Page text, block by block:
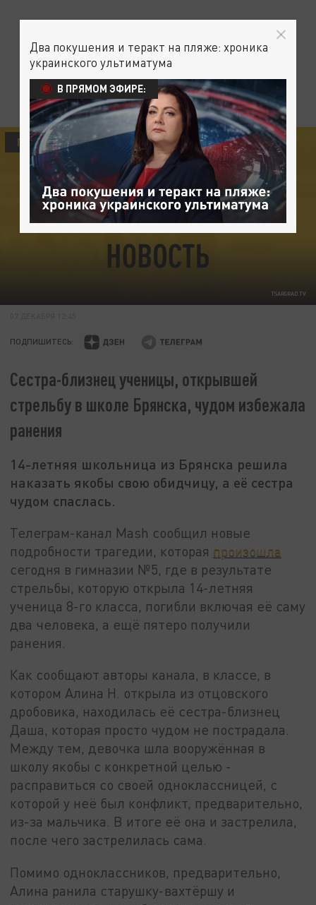
TSARGRAD.TV
ПРОИСШЕСТВИЯ
ПОДПИШИТЕСЬ:
Сестра-близнец ученицы, открывшей
стрельбу в школе Брянска, чудом избежала
ранения
14-летняя школьница из Брянска решила
наказать якобы свою обидчицу, а её сестра
чудом спаслась.
Телеграм-канал Mash сообщил новые
подробности трагедии, которая произошла
сегодня в гимназии №5, где в результате
стрельбы, которую открыла 14-летняя
ученица 8-го класса, погибли включая её саму
два человека, а ещё пятеро получили
ранения.
Как сообщают авторы канала, в классе, в
котором Алина Н. открыла из отцовского
дробовика, находилась её сестра-близнец
Даша, которая просто чудом не пострадала.
Между тем, девочка шла вооружённая в
школу якобы с конкретной целью -
расправиться со своей одноклассницей, с
которой у неё был конфликт, предварительно,
из-за мальчика. В итоге её она и застрелила,
после чего застрелилась сама.
Помимо одноклассников, предварительно,
Алина ранила старушку-вахтёршу и
Два покушения и теракт на пляже: хроника
украинского ультиматума
В ПРЯМОМ ЭФИРЕ: